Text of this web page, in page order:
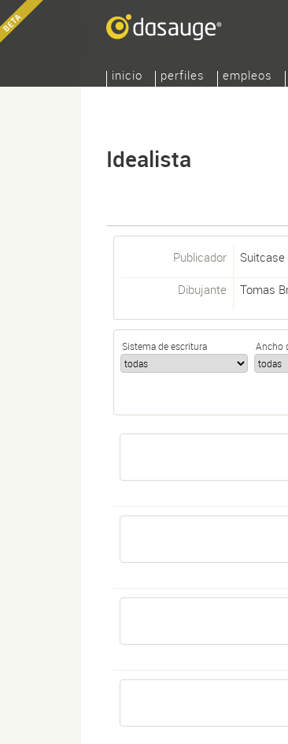
inicio perfiles empleos
Idealista
Publicador Suitcase
Dibujante Tomas
Sistema de escritura Ancho